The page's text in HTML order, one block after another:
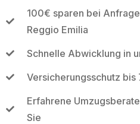
100€ sparen bei
Reggio Emilia
Schnelle Abwicklung in
Versicherungsschutz
Erfahrene
Sie